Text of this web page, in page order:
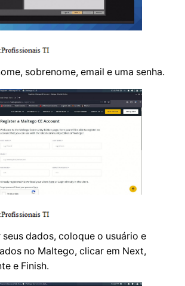
sobrenome, email e uma senha.
dados, coloque o usuário e
no Maltego, clicar em Next,
e Finish.